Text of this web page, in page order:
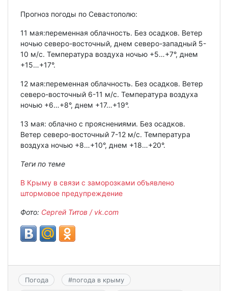
Прогноз погоды по Севастополю:
11 мая:переменная облачность. Без осадков. Ветер
ночью северо-восточный, днем северо-западный 5-
10 м/с. Температура воздуха ночью +5…+7°, днем
+15…+17°.
12 мая:переменная облачность. Без осадков. Ветер
северо-восточный 6-11 м/с. Температура воздуха
ночью +6…+8°, днем +17…+19°.
13 мая: облачно с прояснениями. Без осадков.
Ветер северо-восточный 7-12 м/с. Температура
воздуха ночью +8…+10°, днем +18…+20°.
Теги по теме
В Крыму в связи с заморозками объявлено
штормовое предупреждение
Фото: Сергей Титов / vk.com
Погода #погода в крыму